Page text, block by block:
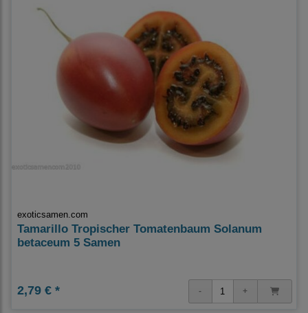
exoticsamen.com
Tamarillo Tropischer Tomatenbaum Solanum
betaceum 5 Samen
2,79 € *